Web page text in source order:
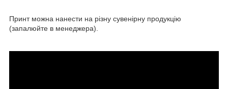
Принт можна нанести на різну сувенірну продукцію
(запалюйте в менеджера).